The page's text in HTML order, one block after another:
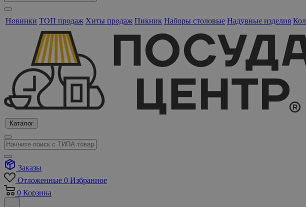
Новинки ТОП продаж Хиты продаж Пикник Наборы столовые Надувные изделия
Каталог
Заказы
Отложенные 0 Избранное
0 Корзина